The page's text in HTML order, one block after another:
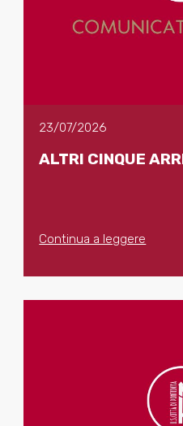
23/07/2026
ALTRI CINQUE
Continua a leggere